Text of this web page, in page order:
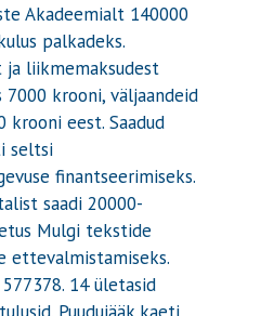
Akadeemialt 140000
palkadeks.
ja liikmemaksudest
7000 krooni, väljaandeid
krooni eest. Saadud
seltsi
finantseerimiseks.
saadi 20000-
Mulgi tekstide
ettevalmistamiseks.
14 ületasid